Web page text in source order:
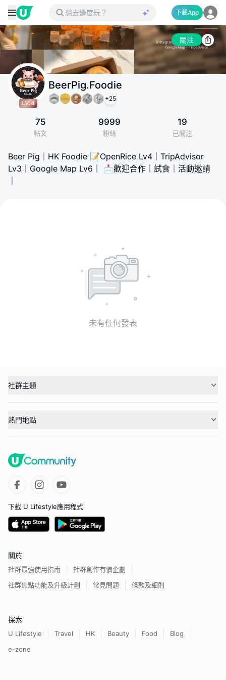
下載App
關注
BeerPig.Foodie
+25
75
帖文
9999
粉絲
19
已關注
Beer Pig｜HK Foodie 📝OpenRice Lv4｜TripAdvisor
Lv3｜Google Map Lv6｜ 📩歡迎合作｜試食｜活動邀請
未有任何發表
社群主題
熱門地點
下載 U Lifestyle應用程式
關於
社群最強使用指南
社群創作有價企劃
社群焦點功能及升級計劃
常見問題 條款及細則
探索
U Lifestyle Travel HK Beauty Food
Blog
e-zone